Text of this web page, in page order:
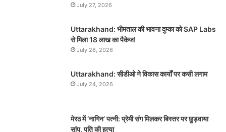
July 27, 2026
Uttarakhand: भीमताल की भावना दुम्का को SAP Labs
से मिला 18 लाख का पैकेज!
July 26, 2026
Uttarakhand: सीडीओ ने विकास कार्यों पर कसी लगाम
July 24, 2026
मेरठ में ‘नागिन’ पत्नी: प्रेमी संग मिलकर बिस्तर पर छुड़वाया
सांप, पति की हत्या